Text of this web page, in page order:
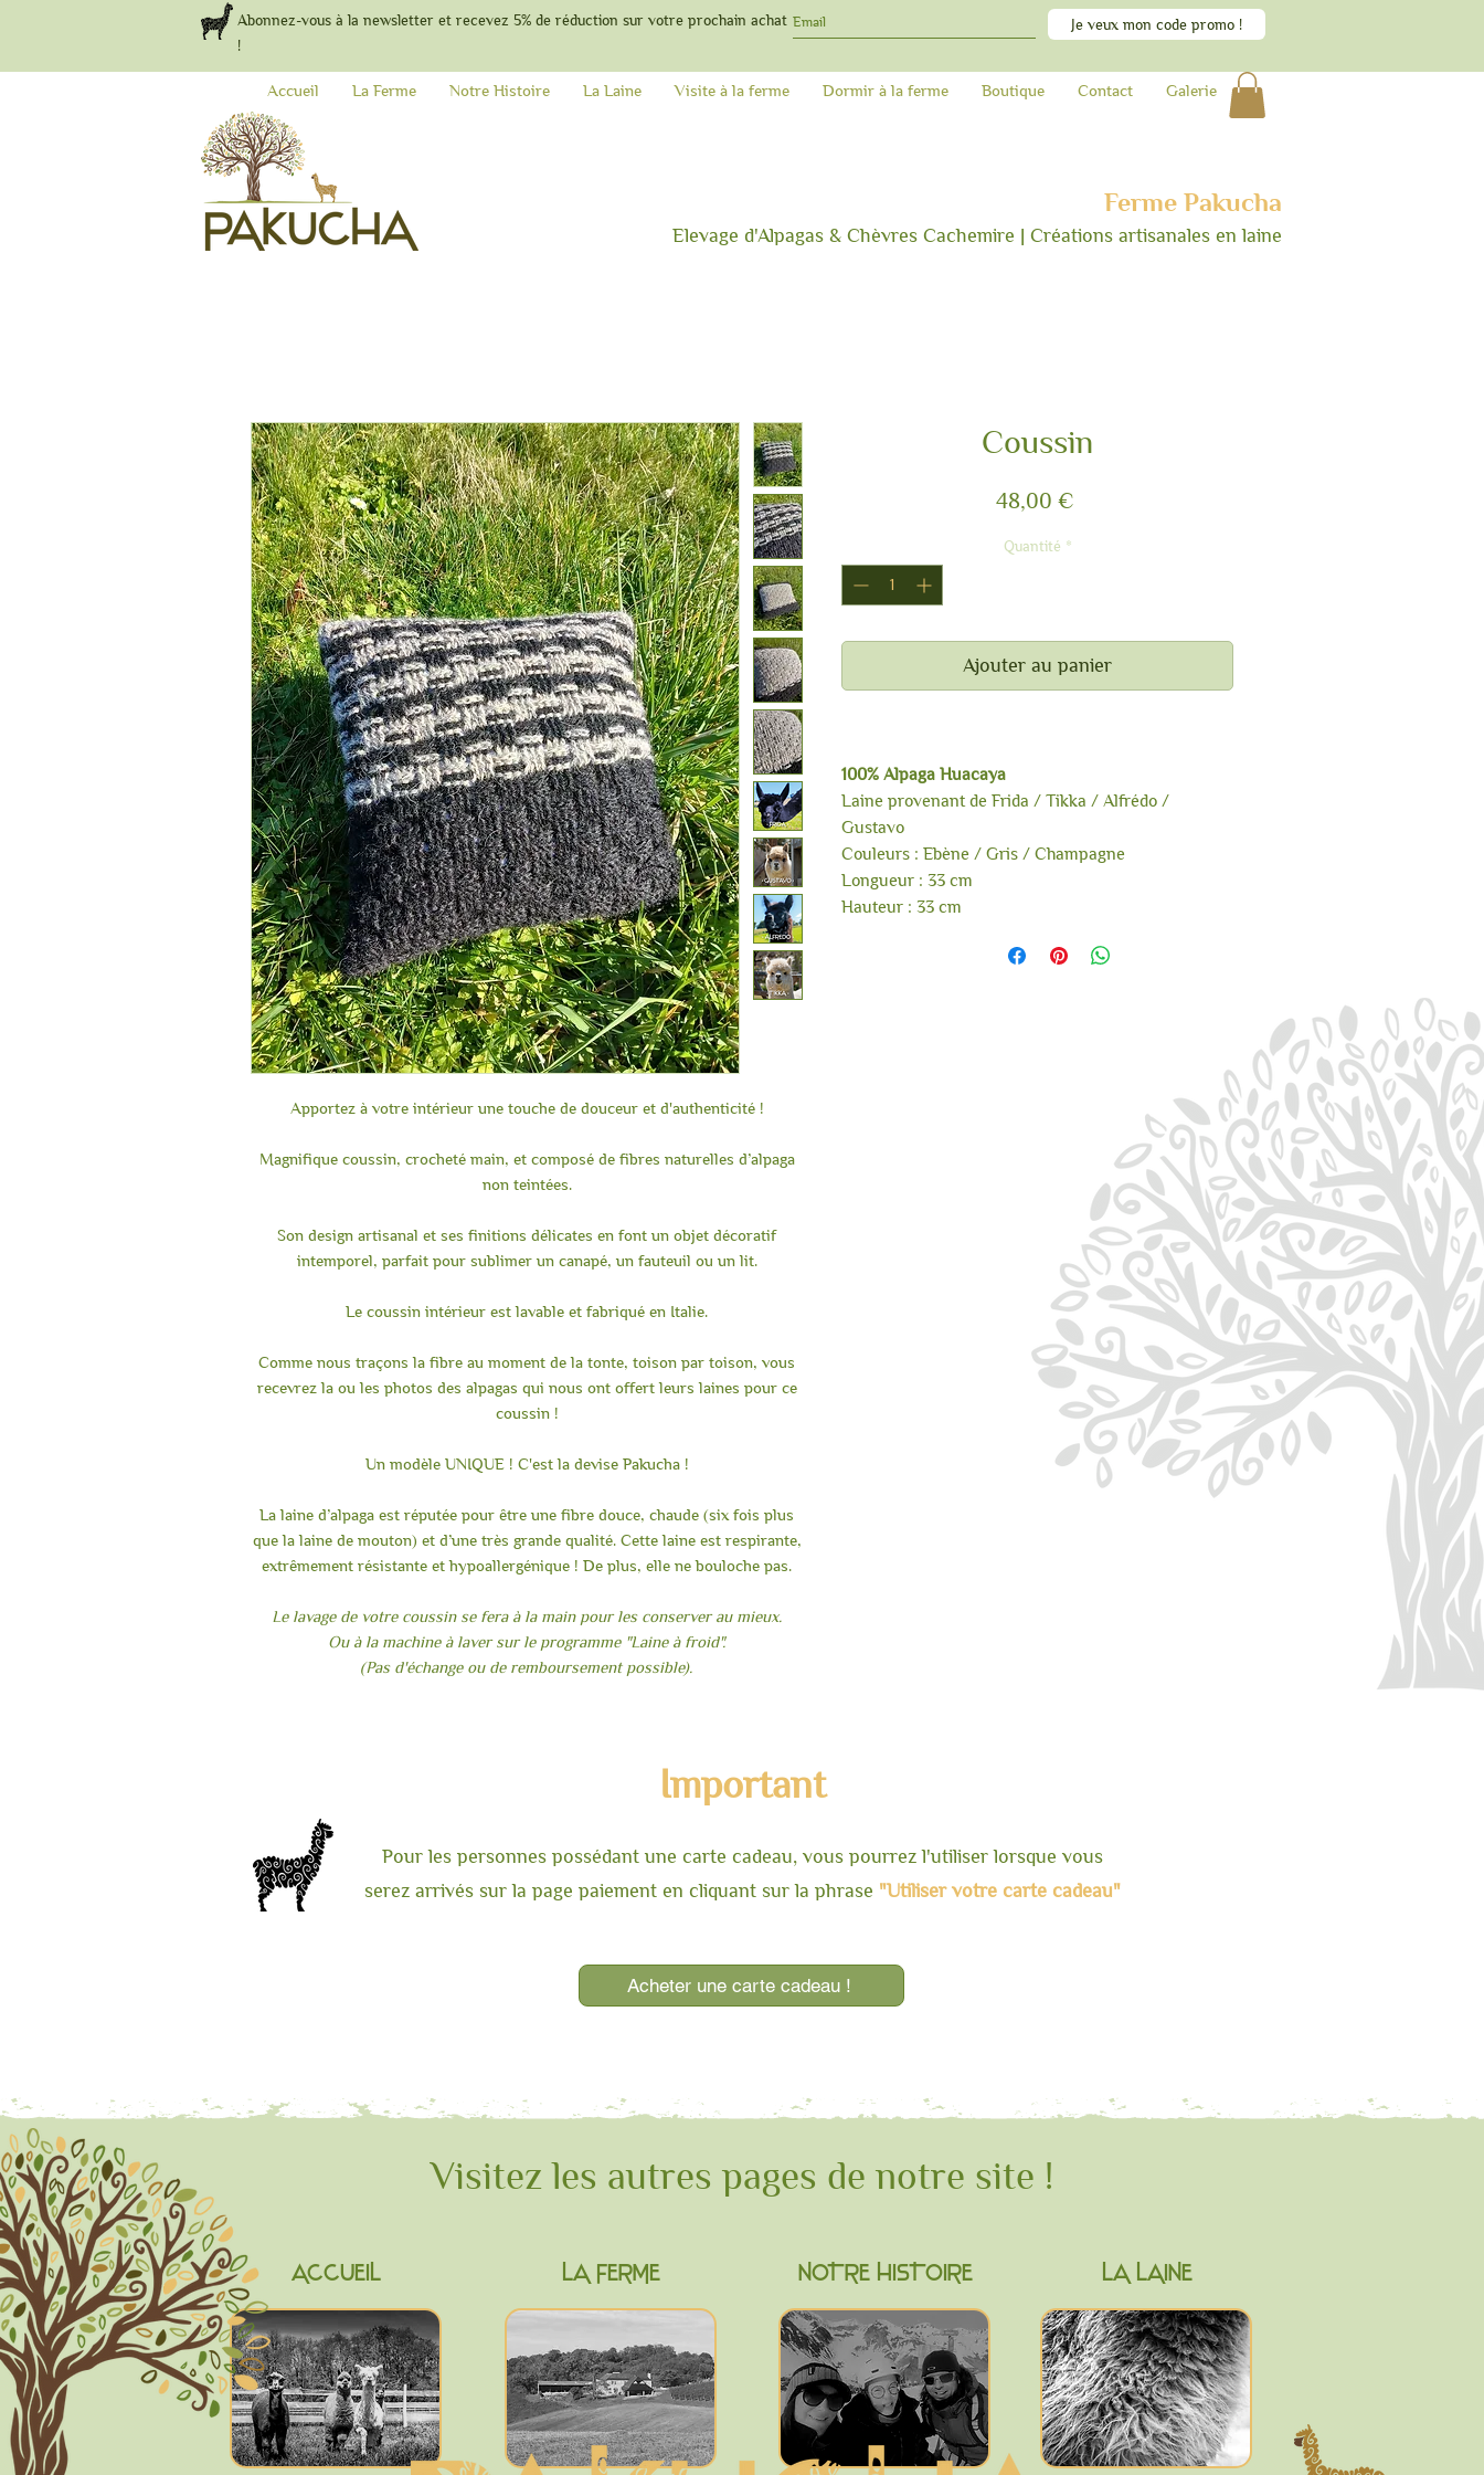
Abonnez-vous à la newsletter et recevez 5% de réduction sur votre prochain achat
!
Je veux mon code promo !
Accueil La Ferme Notre Histoire La Laine Visite à la ferme Dormir à la ferme Boutique Contact Galerie
Ferme Pakucha
Elevage d'Alpagas & Chèvres Cachemire | Créations artisanales en laine
Apportez à votre intérieur une touche de douceur et d'authenticité !
Magnifique coussin, crocheté main, et composé de fibres naturelles d’alpaga
non teintées.
Son design artisanal et ses finitions délicates en font un objet décoratif
intemporel, parfait pour sublimer un canapé, un fauteuil ou un lit.
Le coussin intérieur est lavable et fabriqué en Italie.
Comme nous traçons la fibre au moment de la tonte, toison par toison, vous
recevrez la ou les photos des alpagas qui nous ont offert leurs laines pour ce
coussin !
Un modèle UNIQUE ! C'est la devise Pakucha !
La laine d’alpaga est réputée pour être une fibre douce, chaude (six fois plus
que la laine de mouton) et d’une très grande qualité. Cette laine est respirante,
extrêmement résistante et hypoallergénique ! De plus, elle ne bouloche pas.
Le lavage de votre coussin se fera à la main pour les conserver au mieux.
Ou à la machine à laver sur le programme "Laine à froid".
(Pas d'échange ou de remboursement possible).
Coussin
48,00 €Prix
Quantité *
Ajouter au panier
100% Alpaga Huacaya
Laine provenant de Frida / Tikka / Alfrédo /
Gustavo
Couleurs : Ebène / Gris / Champagne
Longueur : 33 cm
Hauteur : 33 cm
Important
Pour les personnes possédant une carte cadeau, vous pourrez l'utiliser lorsque vous
serez arrivés sur la page paiement en cliquant sur la phrase "Utiliser votre carte cadeau"
Acheter une carte cadeau !
Visitez les autres pages de notre site !
ACCUEIL LA FERME NOTRE HISTOIRE LA LAINE